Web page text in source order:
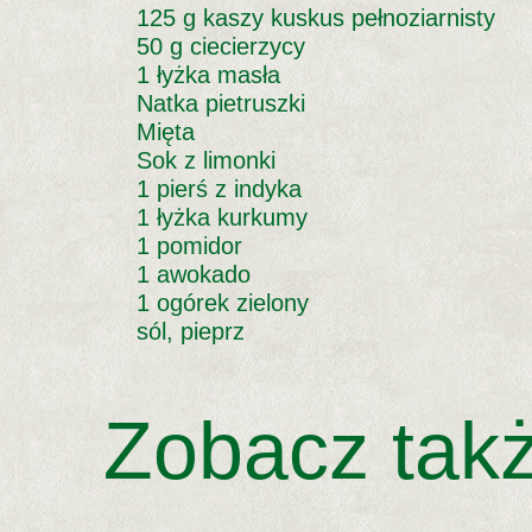
125 g kaszy kuskus pełnoziarnisty
50 g ciecierzycy
1 łyżka masła
Natka pietruszki
Mięta
Sok z limonki
1 pierś z indyka
1 łyżka kurkumy
1 pomidor
1 awokado
1 ogórek zielony
sól, pieprz
Zobacz